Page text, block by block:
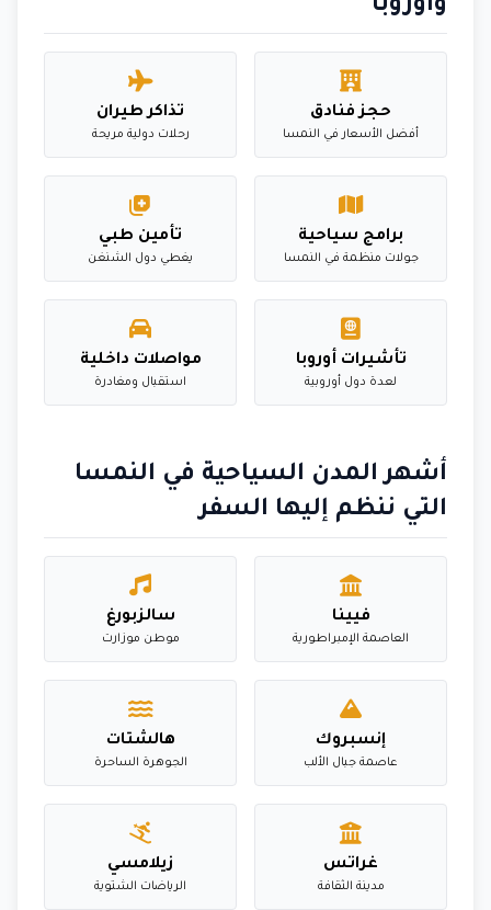
وأوروبا
حجز فنادق
أفضل الأسعار في النمسا
تذاكر طيران
رحلات دولية مريحة
برامج سياحية
جولات منظمة في النمسا
تأمين طبي
يغطي دول الشنغن
تأشيرات أوروبا
لعدة دول أوروبية
مواصلات داخلية
استقبال ومغادرة
أشهر المدن السياحية في النمسا
التي ننظم إليها السفر
فيينا
العاصمة الإمبراطورية
سالزبورغ
موطن موزارت
إنسبروك
عاصمة جبال الألب
هالشتات
الجوهرة الساحرة
غراتس
مدينة الثقافة
زيلامسي
الرياضات الشتوية